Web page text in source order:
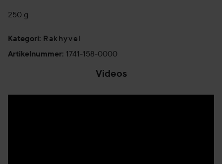
250 g
Kategori: Rakhyvel
Artikelnummer: 1741-158-0000
Videos